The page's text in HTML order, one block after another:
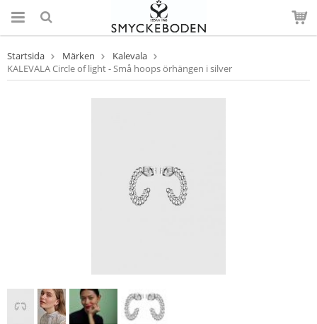
Startsida Märken
Kalevala
KALEVALA Circle of light - Små hoops örhängen i silver